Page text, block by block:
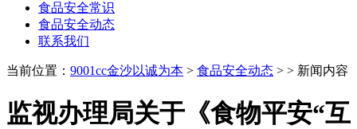
食品安全常识
食品安全动态
联系我们
当前位置： 9001cc金沙以诚为本 > 食品安全动态 > > 新闻内容
监视办理局关于《食物平安“互